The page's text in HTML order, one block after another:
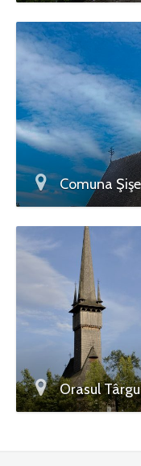
Comuna
Orasul